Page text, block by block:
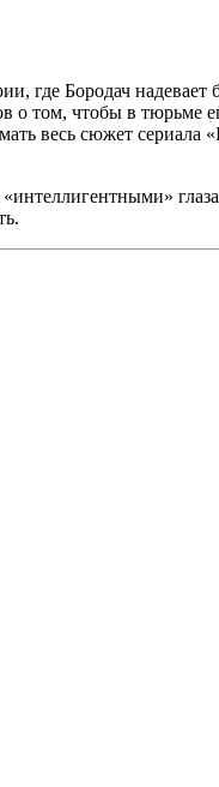
где Бородач
чтобы в тюрьме
весь сюжет сериала